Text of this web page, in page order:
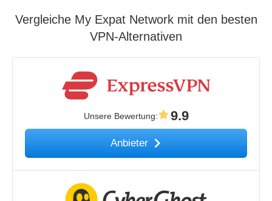
Vergleiche My Expat Network mit den besten
VPN-Alternativen
Unsere Bewertung: 9.9
Anbieter